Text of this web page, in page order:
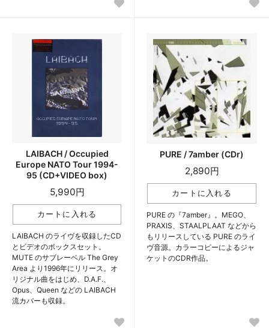
LAIBACH / Occupied
Europe NATO Tour 1994-
95 (CD+VIDEO box)
5,990円
LAIBACH のライヴを収録したCD
とビデオのボックスセット。
MUTE のサブレーベル The Grey
Area より1996年にリリース。オ
リジナル曲をはじめ、D.A.F.、
Opus、Queen などの LAIBACH
流カバーも収録。
PURE / 7amber (CDr)
2,890円
PURE の『7amber』。MEGO、
PRAXIS、STAALPLAAT などから
もリリースしている PURE のライ
ヴ音源。カラーコピーによるジャ
ケットのCDR作品。